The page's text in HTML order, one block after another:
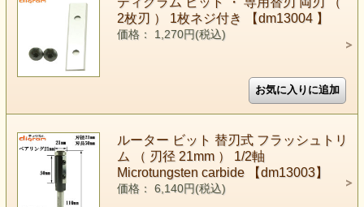
2枚刃 ） 1枚ネジ付き 【dm13004 】
価格： 1,270円(税込)
ルーター ビット 替刃式 フラッシュトリ
ム （ 刃径 21mm ） 1/2軸
Microtungsten carbide 【dm13003】
価格： 6,140円(税込)